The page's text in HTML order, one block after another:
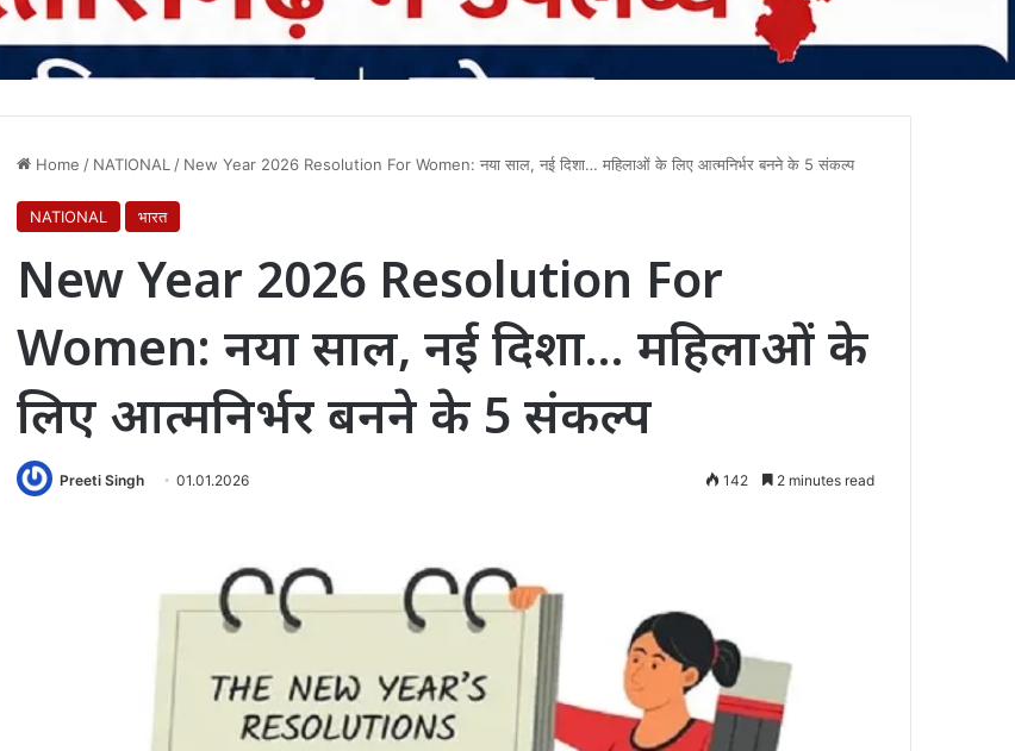
Home / NATIONAL / New Year 2026 Resolution For Women: नया साल, नई दिशा… महिलाओं के लिए आत्मनिर्भर बनने के 5 संकल्प
NATIONAL भारत
New Year 2026 Resolution For
Women: नया साल, नई दिशा… महिलाओं के
लिए आत्मनिर्भर बनने के 5 संकल्प
Preeti Singh 01.01.2026 142 2 minutes read